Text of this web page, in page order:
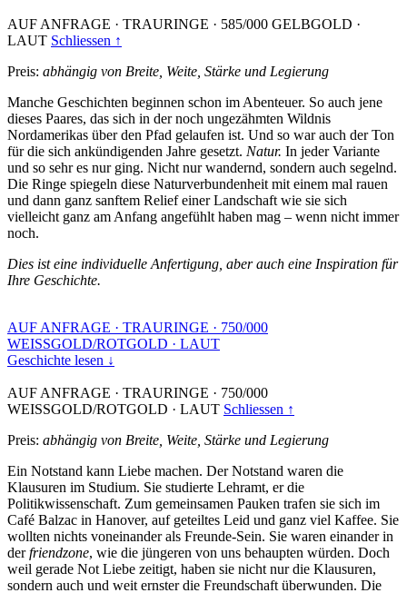
AUF ANFRAGE · TRAURINGE · 585/000 GELBGOLD ·
LAUT Schliessen ↑
Preis: abhängig von Breite, Weite, Stärke und Legierung
Manche Geschichten beginnen schon im Abenteuer. So auch jene
dieses Paares, das sich in der noch ungezähmten Wildnis
Nordamerikas über den Pfad gelaufen ist. Und so war auch der Ton
für die sich ankündigenden Jahre gesetzt. Natur. In jeder Variante
und so sehr es nur ging. Nicht nur wandernd, sondern auch segelnd.
Die Ringe spiegeln diese Naturverbundenheit mit einem mal rauen
und dann ganz sanftem Relief einer Landschaft wie sie sich
vielleicht ganz am Anfang angefühlt haben mag – wenn nicht immer
noch.
Dies ist eine individuelle Anfertigung, aber auch eine Inspiration für
Ihre Geschichte.
AUF ANFRAGE · TRAURINGE · 750/000
WEISSGOLD/ROTGOLD · LAUT
Geschichte lesen ↓
AUF ANFRAGE · TRAURINGE · 750/000
WEISSGOLD/ROTGOLD · LAUT Schliessen ↑
Preis: abhängig von Breite, Weite, Stärke und Legierung
Ein Notstand kann Liebe machen. Der Notstand waren die
Klausuren im Studium. Sie studierte Lehramt, er die
Politikwissenschaft. Zum gemeinsamen Pauken trafen sie sich im
Café Balzac in Hanover, auf geteiltes Leid und ganz viel Kaffee. Sie
wollten nichts voneinander als Freunde-Sein. Sie waren einander in
derfriendzone, wie die jüngeren von uns behaupten würden. Doch
weil gerade Not Liebe zeitigt, haben sie nicht nur die Klausuren,
sondern auch und weit ernster die Freundschaft überwunden. Die